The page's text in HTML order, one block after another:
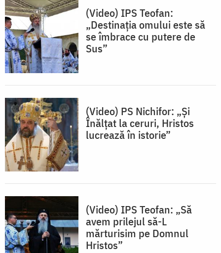
(Video) IPS Teofan:
„Destinația omului este să
se îmbrace cu putere de
Sus”
(Video) PS Nichifor: „Și
Înălțat la ceruri, Hristos
lucrează în istorie”
(Video) IPS Teofan: „Să
avem prilejul să-L
mărturisim pe Domnul
Hristos”